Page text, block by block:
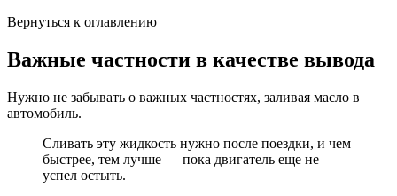
Вернуться к оглавлению
Важные частности в качестве вывода
Нужно не забывать о важных частностях, заливая масло в
автомобиль.
Сливать эту жидкость нужно после поездки, и чем
быстрее, тем лучше — пока двигатель еще не
успел остыть.